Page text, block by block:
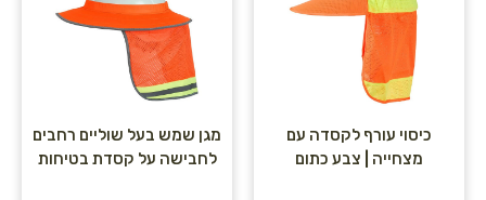
כיסוי עורף לקסדה עם
מצחייה | צבע כתום
מגן שמש בעל שוליים רחבים
לחבישה על קסדת בטיחות